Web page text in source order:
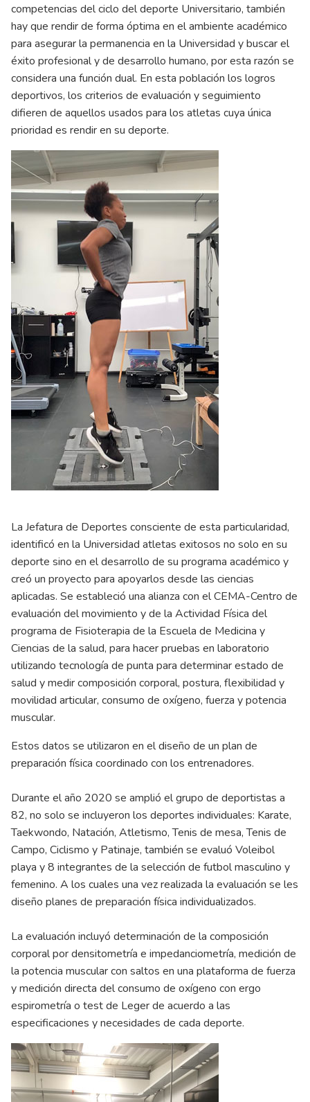
competencias del ciclo del deporte Universitario, también
hay que rendir de forma óptima en el ambiente académico
para asegurar la permanencia en la Universidad y buscar el
éxito profesional y de desarrollo humano, por esta razón se
considera una función dual. En esta población los logros
deportivos, los criterios de evaluación y seguimiento
difieren de aquellos usados para los atletas cuya única
prioridad es rendir en su deporte.
La Jefatura de Deportes consciente de esta particularidad,
identificó en la Universidad atletas exitosos no solo en su
deporte sino en el desarrollo de su programa académico y
creó un proyecto para apoyarlos desde las ciencias
aplicadas. Se estableció una alianza con el CEMA-­Centro de
evaluación del movimiento y de la Actividad Física del
programa de Fisioterapia de la Escuela de Medicina y
Ciencias de la salud, para hacer pruebas en laboratorio
utilizando tecnología de punta para determinar estado de
salud y medir composición corporal, postura, flexibilidad y
movilidad articular, consumo de oxígeno, fuerza y potencia
muscular.
Estos datos se utilizaron en el diseño de un plan de
preparación física coordinado con los entrenadores.
Durante el año 2020 se amplió el grupo de deportistas a
82, no solo se incluyeron los deportes individuales: Karate,
Taekwondo, Natación, Atletismo, Tenis de mesa, Tenis de
Campo, Ciclismo y Patinaje, también se evaluó Voleibol
playa y 8 integrantes de la selección de futbol masculino y
femenino. A los cuales una vez realizada la evaluación se les
diseño planes de preparación física individualizados.
La evaluación incluyó determinación de la composición
corporal por densitometría e impedanciometría, medición de
la potencia muscular con saltos en una plataforma de fuerza
y medición directa del consumo de oxígeno con ergo
espirometría o test de Leger de acuerdo a las
especificaciones y necesidades de cada deporte.